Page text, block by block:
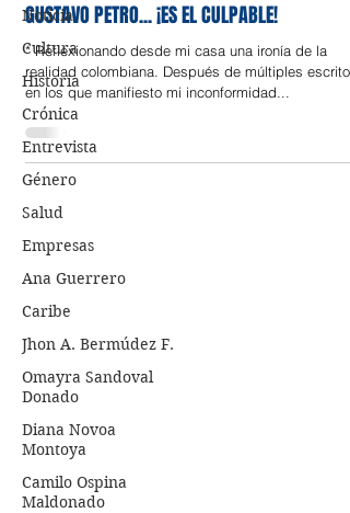
Noticia
Cultura
Historia
Crónica
Entrevista
Género
Salud
Empresas
Ana Guerrero
Caribe
Jhon A. Bermúdez F.
Omayra Sandoval
Donado
Diana Novoa
Montoya
Camilo Ospina
Maldonado
GUSTAVO PETRO... ¡ES EL CULPABLE!
* Reflexionando desde mi casa una ironía de la
realidad colombiana. Después de múltiples escritos
en los que manifiesto mi inconformidad...